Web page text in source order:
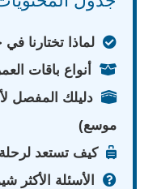
لماذا تختارنا
أنواع باقات
دليلك المفصل
موسع)
كيف تستعد
الأسئلة